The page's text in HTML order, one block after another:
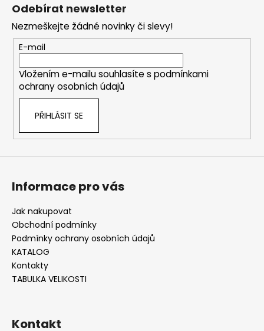
Odebírat newsletter
Nezmeškejte žádné novinky či slevy!
E-mail
Vložením e-mailu souhlasíte s podmínkami
ochrany osobních údajů
PŘIHLÁSIT SE
Informace pro vás
Jak nakupovat
Obchodní podmínky
Podmínky ochrany osobních údajů
KATALOG
Kontakty
TABULKA VELIKOSTI
Kontakt